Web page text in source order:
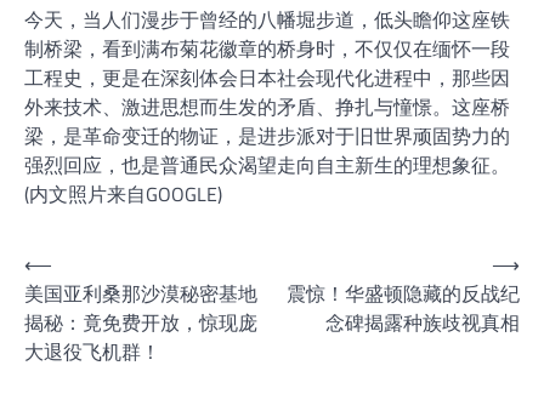
今天，当人们漫步于曾经的八幡堀步道，低头瞻仰这座铁
制桥梁，看到满布菊花徽章的桥身时，不仅仅在缅怀一段
工程史，更是在深刻体会日本社会现代化进程中，那些因
外来技术、激进思想而生发的矛盾、挣扎与憧憬。这座桥
梁，是革命变迁的物证，是进步派对于旧世界顽固势力的
强烈回应，也是普通民众渴望走向自主新生的理想象征。
(内文照片来自GOOGLE)
文
章
导
⟵
美国亚利桑那沙漠秘密基地
揭秘：竟免费开放，惊现庞
大退役飞机群！
震惊！华盛顿隐藏的反战纪
念碑揭露种族歧视真相
⟶